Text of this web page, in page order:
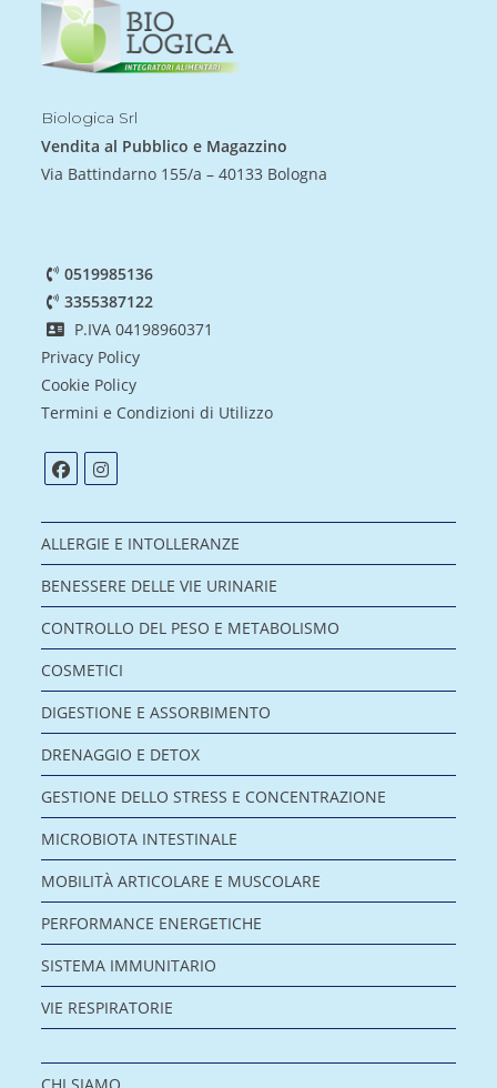
Biologica Srl
Vendita al Pubblico e Magazzino
Via Battindarno 155/a – 40133 Bologna
0519985136
3355387122
P.IVA 04198960371
Privacy Policy
Cookie Policy
Termini e Condizioni di Utilizzo
ALLERGIE E INTOLLERANZE
BENESSERE DELLE VIE URINARIE
CONTROLLO DEL PESO E METABOLISMO
COSMETICI
DIGESTIONE E ASSORBIMENTO
DRENAGGIO E DETOX
GESTIONE DELLO STRESS E CONCENTRAZIONE
MICROBIOTA INTESTINALE
MOBILITÀ ARTICOLARE E MUSCOLARE
PERFORMANCE ENERGETICHE
SISTEMA IMMUNITARIO
VIE RESPIRATORIE